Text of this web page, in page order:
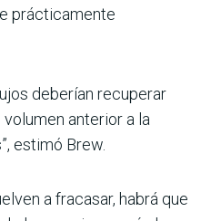
prácticamente
deberían recuperar
anterior a la
estimó Brew.
a fracasar, habrá que